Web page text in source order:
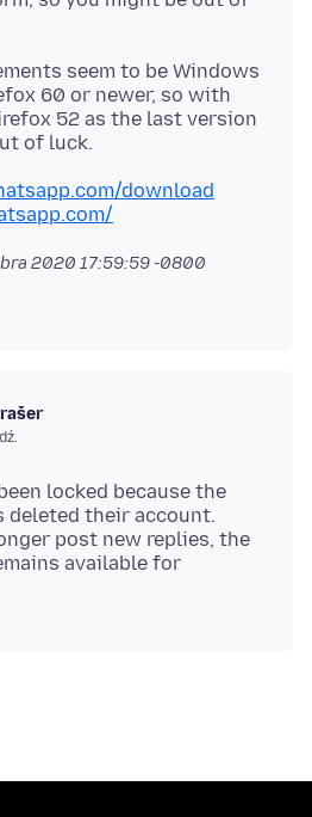
seem to be Windows
60 or newer, so with
52 as the last version
download
2020 17:59:59 -0800
locked because the
deleted their account.
post new replies, the
available for